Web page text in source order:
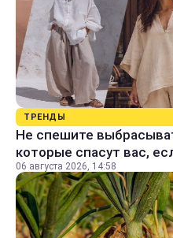
ТРЕНДЫ
Не спешите
которые спасут вас,
06 августа 2026, 14:58